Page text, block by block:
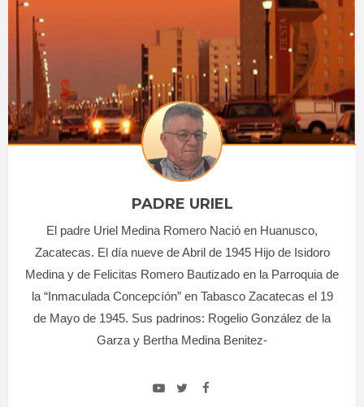
PADRE URIEL
El padre Uriel Medina Romero Nació en Huanusco,
Zacatecas. El día nueve de Abril de 1945 Hijo de Isidoro
Medina y de Felicitas Romero Bautizado en la Parroquia de
la “Inmaculada Concepcíón” en Tabasco Zacatecas el 19
de Mayo de 1945. Sus padrinos: Rogelio González de la
Garza y Bertha Medina Benitez-